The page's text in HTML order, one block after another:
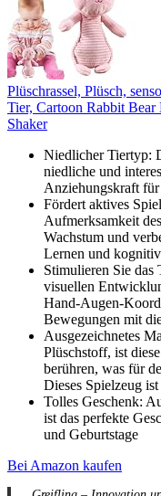
Plüschrassel, Plüsch,
Tier, Cartoon Rabbit
Shaker
Niedlicher Tiertyp:
niedliche und
Anziehungskraft für
Fördert aktives
Aufmerksamkeit
Wachstum und
Lernen und
Stimulieren Sie
visuellen
Hand-Augen-
Bewegungen mit
Ausgezeichnetes
Plüschstoff, ist
berühren, was für
Dieses Spielzeug
Tolles Geschenk:
ist das perfekte
und Geburtstage
Bei Amazon kaufen